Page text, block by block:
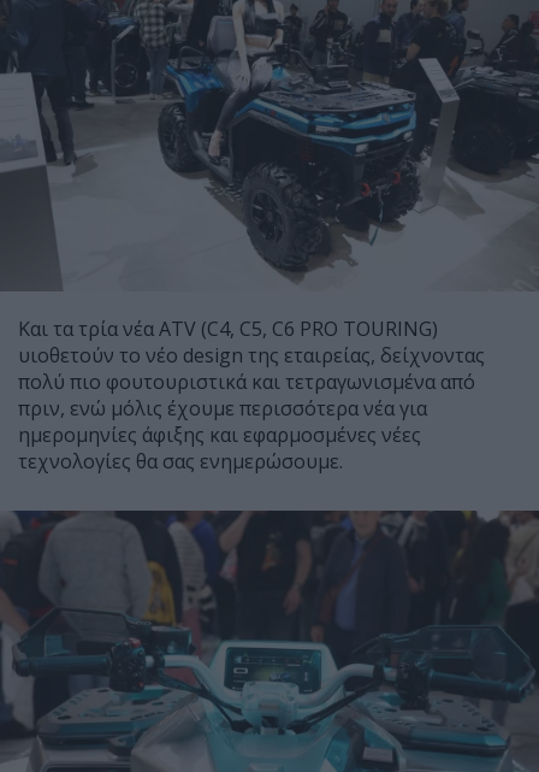
Και τα τρία νέα ATV (C4, C5, C6 PRO TOURING)
υιοθετούν το νέο design της εταιρείας, δείχνοντας
πολύ πιο φουτουριστικά και τετραγωνισμένα από
πριν, ενώ μόλις έχουμε περισσότερα νέα για
ημερομηνίες άφιξης και εφαρμοσμένες νέες
τεχνολογίες θα σας ενημερώσουμε.